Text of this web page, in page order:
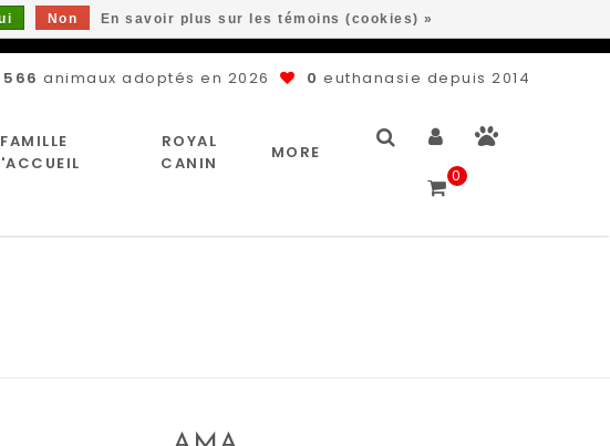
566 animaux adoptés en 2026 0 euthanasie depuis 2014
FAMILLE
ROYAL
CANIN
MORE
0
Non En savoir plus sur les témoins (cookies) »